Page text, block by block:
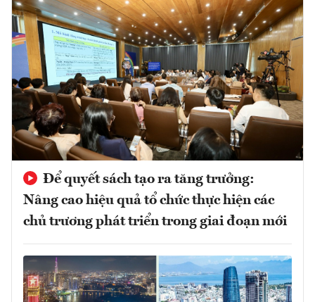
Để quyết sách tạo ra tăng trưởng:
Nâng cao hiệu quả tổ chức thực hiện các
chủ trương phát triển trong giai đoạn mới